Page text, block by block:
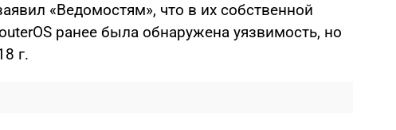
«Ведомостям», что в их собственной
ранее была обнаружена уязвимость, но
г.